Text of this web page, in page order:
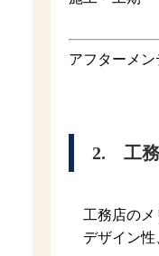
（企
アフター
2. 工務
工務店のメ
デザイン性